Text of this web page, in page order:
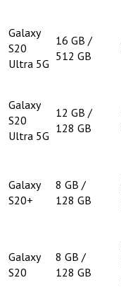
Galaxy
S20
Ultra 5G
16 GB /
512 GB
Galaxy
S20
Ultra 5G
12 GB /
128 GB
Galaxy
S20+
8 GB /
128 GB
Galaxy
S20
8 GB /
128 GB